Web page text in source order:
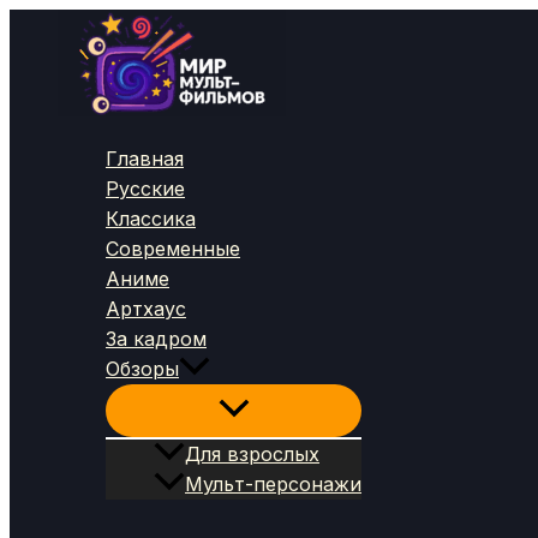
Перейти
содержимому
Главная
Русские
Классика
Современные
Аниме
Артхаус
За кадром
Обзоры
Для взрослых
Мульт-персонажи